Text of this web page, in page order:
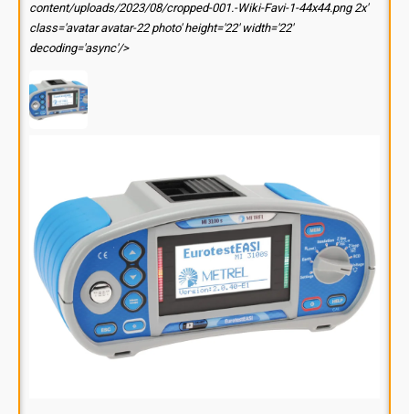
content/uploads/2023/08/cropped-001.-Wiki-Favi-1-44x44.png 2x'
class='avatar avatar-22 photo' height='22' width='22'
decoding='async'/>